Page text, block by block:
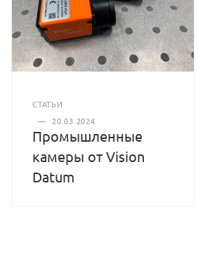
СТАТЬИ
—
20.03.2024
Промышленные
камеры от Vision
Datum